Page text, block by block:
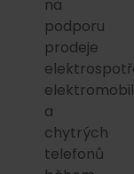
na
podporu
prodeje
a
chytrých
telefonů